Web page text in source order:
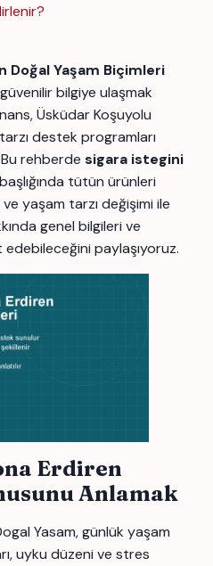
Doğal Yaşam Biçimleri
bilgiye ulaşmak
Üsküdar Koşuyolu
destek programları
rehberde sigara istegini
başlığında tütün ürünleri
ve yaşam tarzı değişimi ile
genel bilgileri ve
edebileceğini paylaşıyoruz.
Erdiren
Anlamak
Yasam, günlük yaşam
uyku düzeni ve stres